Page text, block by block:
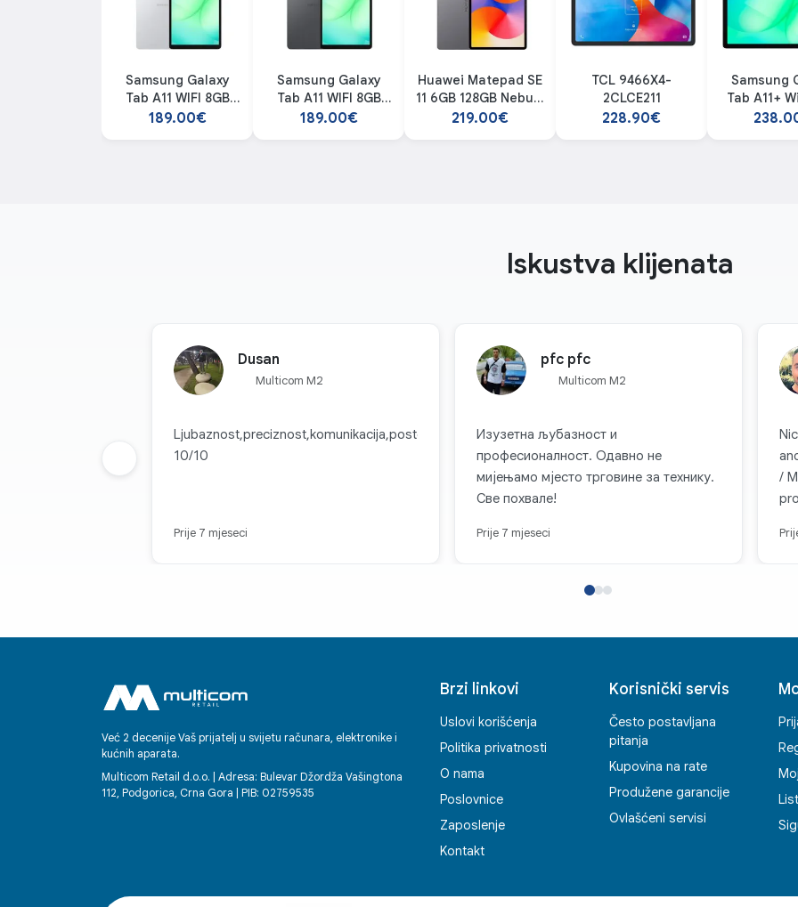
Brzi napredak baterije
8300mAh, 35W brzo punjenje.
Samsung Galaxy
Tab A11 WIFI 8GB
128GB Silver tablet
189.00€
Samsung Galaxy
Tab A11 WIFI 8GB
128GB Gray tablet
189.00€
Huawei Matepad SE
11 6GB 128GB Nebula
Gray tablet
219.00€
TCL 9466X4-
2CLCE211
228.90€
Samsung
Tab A11+
128GB
Iskustva klijenata
Dusan
Multicom M2
Ljubaznost,preciznost,komunikacija,postovanje
10/10
Prije 7 mjeseci
pfc pfc
Multicom M2
Изузетна љубазност и
професионалност. Одавно не
мијењамо мјесто трговине за технику.
Све похвале!
Prije 7 mjeseci
/
Već 2 decenije Vaš prijatelj u svijetu računara, elektronike i
kućnih aparata.
Multicom Retail d.o.o. | Adresa: Bulevar Džordža Vašingtona
112, Podgorica, Crna Gora | PIB: 02759535
Brzi linkovi
Uslovi korišćenja
Politika privatnosti
O nama
Poslovnice
Zaposlenje
Kontakt
Korisnički servis
Često postavljana
pitanja
Kupovina na rate
Produžene garancije
Ovlašćeni servisi